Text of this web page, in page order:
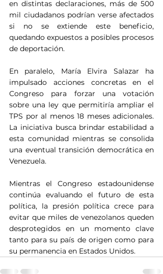
en distintas declaraciones, más de 500
mil ciudadanos podrían verse afectados
si no se extiende este beneficio,
quedando expuestos a posibles procesos
de deportación.
En paralelo, María Elvira Salazar ha
impulsado acciones concretas en el
Congreso para forzar una votación
sobre una ley que permitiría ampliar el
TPS por al menos 18 meses adicionales.
La iniciativa busca brindar estabilidad a
esta comunidad mientras se consolida
una eventual transición democrática en
Venezuela.
Mientras el Congreso estadounidense
continúa evaluando el futuro de esta
política, la presión política crece para
evitar que miles de venezolanos queden
desprotegidos en un momento clave
tanto para su país de origen como para
su permanencia en Estados Unidos.